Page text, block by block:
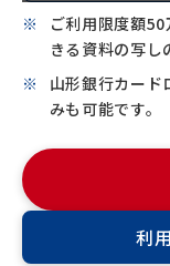
ご利用限度額
きる資料の写し
山形銀行カード
みも可能です。
利